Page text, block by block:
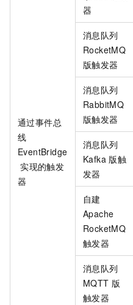
通过事件总
线
EventBridge
实现的触发
器
器
消息队列
RocketMQ
版触发器
消息队列
RabbitMQ
版触发器
消息队列
Kafka 版触
发器
自建
Apache
RocketMQ
触发器
消息队列
MQTT 版
触发器